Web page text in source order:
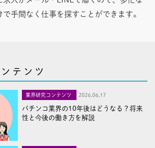
手間なく仕事を探すことができます。
テンツ
業界研究コンテンツ 2026,06,17
パチンコ業界の10年後はどうなる？将来
性と今後の働き方を解説